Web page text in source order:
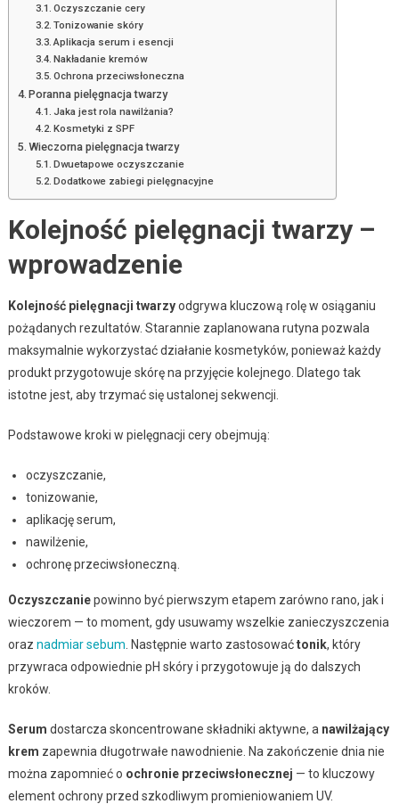
Oczyszczanie cery
Tonizowanie skóry
Aplikacja serum i esencji
Nakładanie kremów
Ochrona przeciwsłoneczna
Poranna pielęgnacja twarzy
Jaka jest rola nawilżania?
Kosmetyki z SPF
Wieczorna pielęgnacja twarzy
Dwuetapowe oczyszczanie
Dodatkowe zabiegi pielęgnacyjne
Kolejność pielęgnacji twarzy –
wprowadzenie
Kolejność pielęgnacji twarzyodgrywa kluczową rolę w osiąganiu
pożądanych rezultatów. Starannie zaplanowana rutyna pozwala
maksymalnie wykorzystać działanie kosmetyków, ponieważ każdy
produkt przygotowuje skórę na przyjęcie kolejnego. Dlatego tak
istotne jest, aby trzymać się ustalonej sekwencji.
Podstawowe kroki w pielęgnacji cery obejmują:
oczyszczanie,
tonizowanie,
aplikację serum,
nawilżenie,
ochronę przeciwsłoneczną.
Oczyszczaniepowinno być pierwszym etapem zarówno rano, jak i
wieczorem — to moment, gdy usuwamy wszelkie zanieczyszczenia
oraz nadmiar sebum . Następnie warto zastosowaćtonik, który
przywraca odpowiednie pH skóry i przygotowuje ją do dalszych
kroków.
Serum dostarcza skoncentrowane składniki aktywne, a nawilżający
krem zapewnia długotrwałe nawodnienie. Na zakończenie dnia nie
można zapomnieć o ochronie przeciwsłonecznej — to kluczowy
element ochrony przed szkodliwym promieniowaniem UV.